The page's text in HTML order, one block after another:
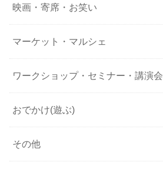
映画・寄席・お笑い
マーケット・マルシェ
ワークショップ・セミナー・講演会
おでかけ(遊ぶ)
その他